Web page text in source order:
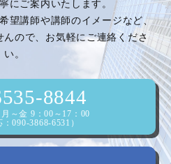
にご案内いたします。
望講師や講師のイメージなど、
ので、お気軽にご連絡くださ
い。
8844
～金 9：00～17：00
：090-3868-6531）